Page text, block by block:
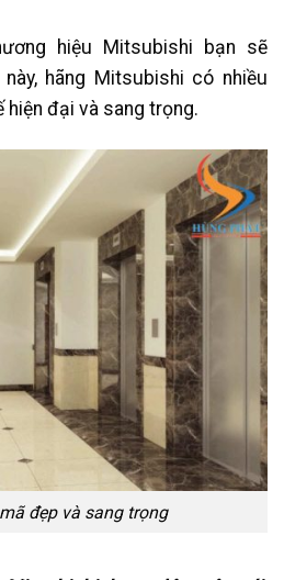
hiệu Mitsubishi bạn sẽ
hãng Mitsubishi có nhiều
hiện đại và sang trọng.
đẹp và sang trọng